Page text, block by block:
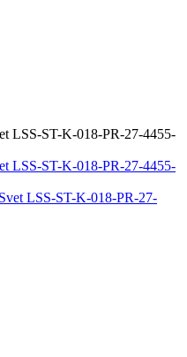
LSS-ST-K-018-PR-27-4455-
LSS-ST-K-018-PR-27-4455-